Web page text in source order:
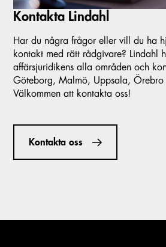
Kontakta Lindahl
Har du några frågor eller vill du ha
kontakt med rätt rådgivare? Lindahl
affärsjuridikens alla områden och
Göteborg, Malmö, Uppsala, Örebro
Välkommen att kontakta oss!
Kontakta oss